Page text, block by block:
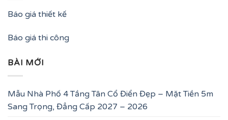
Báo giá thiết kế
Báo giá thi công
BÀI MỚI
Mẫu Nhà Phố 4 Tầng Tân Cổ Điển Đẹp – Mặt Tiền 5m
Sang Trọng, Đẳng Cấp 2027 – 2026